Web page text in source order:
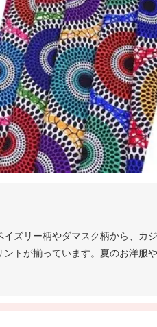
ズリー柄やダマスク柄から、カ
トが揃っています。夏のお洋服